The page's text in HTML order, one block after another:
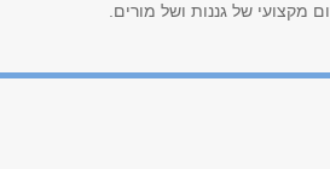
של גננות ושל מורים.